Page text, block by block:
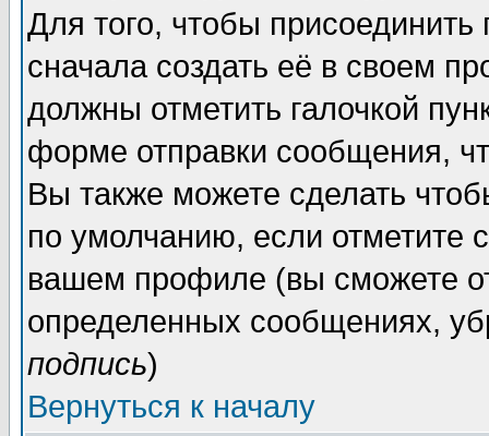
Для того, чтобы
сначала создать её в своем
должны отметить галочкой
форме отправки сообщения,
Вы также можете сделать
по умолчанию, если отметите
вашем профиле (вы сможете
определенных сообщениях,
подпись)
Вернуться к началу